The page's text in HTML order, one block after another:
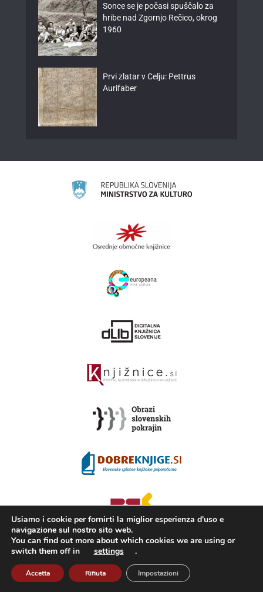
Sonce se je počasi spuščalo za
hribe nad Zgornjo Rečico, okrog
1960
Prvi zlatar v Celju: Pettrus
Aurifaber
2008 - 2026 ©KAMRA, Production: TrueCAD d.o.o.
Cos’è Kamra
Condizioni di utilizzo ISSN 2350-5559
Usiamo i cookie per fornirti la miglior esperienza d'uso e
navigazione sul nostro sito web.
You can find out more about which cookies we are using or
switch them off in
settings .
Accetta Rifiuta Impostazioni